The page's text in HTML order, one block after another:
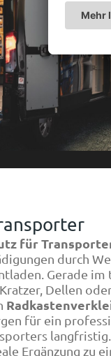
für
durch
Gerade im
Dellen
für ein
langfristig.
Ergänzung zu